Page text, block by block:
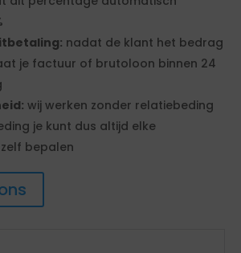
nadat de klant het bedrag
je factuur of brutoloon binnen 24
wij werken zonder relatiebeding
je kunt dus altijd elke
bepalen